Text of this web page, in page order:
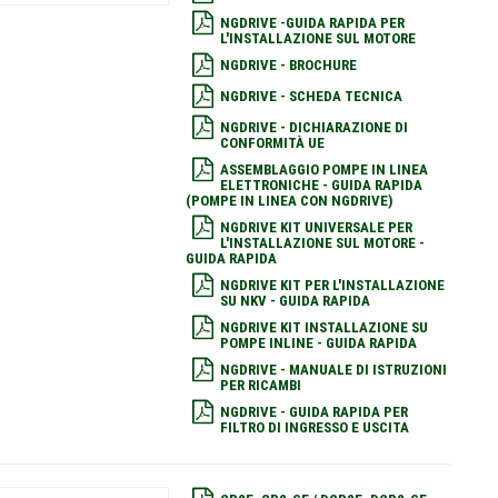
NGDRIVE -GUIDA RAPIDA PER
L'INSTALLAZIONE SUL MOTORE
NGDRIVE - BROCHURE
NGDRIVE - SCHEDA TECNICA
NGDRIVE - DICHIARAZIONE DI
CONFORMITÀ UE
ASSEMBLAGGIO POMPE IN LINEA
ELETTRONICHE - GUIDA RAPIDA
(POMPE IN LINEA CON NGDRIVE)
NGDRIVE KIT UNIVERSALE PER
L'INSTALLAZIONE SUL MOTORE -
GUIDA RAPIDA
NGDRIVE KIT PER L'INSTALLAZIONE
SU NKV - GUIDA RAPIDA
NGDRIVE KIT INSTALLAZIONE SU
POMPE INLINE - GUIDA RAPIDA
NGDRIVE - MANUALE DI ISTRUZIONI
PER RICAMBI
NGDRIVE - GUIDA RAPIDA PER
FILTRO DI INGRESSO E USCITA